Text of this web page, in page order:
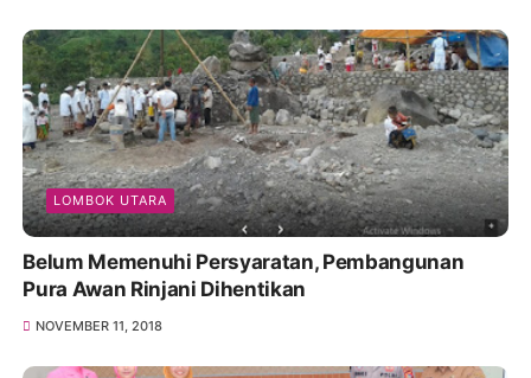
LOMBOK UTARA
Belum Memenuhi Persyaratan, Pembangunan
Pura Awan Rinjani Dihentikan
NOVEMBER 11, 2018